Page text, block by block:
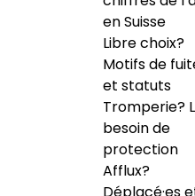
en Suisse
Libre choix?
Motifs de
et statuts
Tromperie?
besoin de
protection
Afflux?